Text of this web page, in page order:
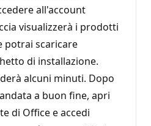
all'account
visualizzerà i prodotti
potrai scaricare
di installazione.
alcuni minuti. Dopo
a buon fine, apri
di Office e accedi